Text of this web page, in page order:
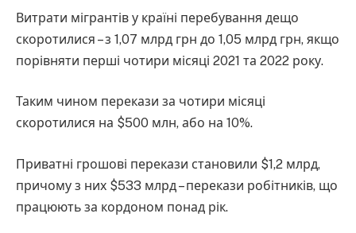
Витрати мігрантів у країні перебування дещо
скоротилися – з 1,07 млрд грн до 1,05 млрд грн, якщо
порівняти перші чотири місяці 2021 та 2022 року.
Таким чином перекази за чотири місяці
скоротилися на $500 млн, або на 10%.
Приватні грошові перекази становили $1,2 млрд,
причому з них $533 млрд – перекази робітників, що
працюють за кордоном понад рік.